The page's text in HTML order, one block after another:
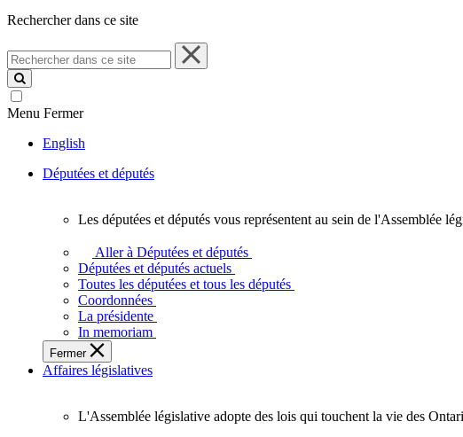
Rechercher dans ce site
Rechercher
dans
ce
site
Menu Fermer
English
Députées et députés
députées
députés
vous
représentent
sein
de
l'Assemblée
l'Ontario.
Les députées et députés vous représentent au sein de l'Assemblée
Aller à Députées et députés
Députées et députés actuels
Toutes les députées et tous les députés
Coordonnées
La présidente
In memoriam
Fermer
Affaires législatives
L'Assemblée législative adopte des lois qui touchent la vie des